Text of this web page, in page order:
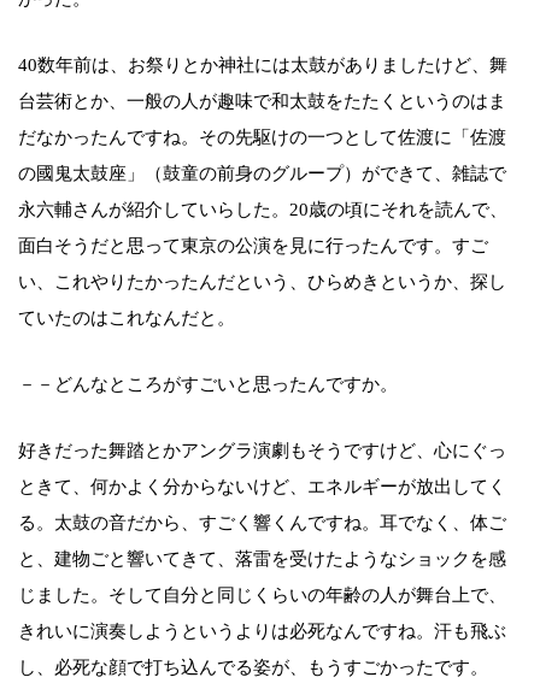
40数年前は、お祭りとか神社には太鼓がありましたけど、舞
台芸術とか、一般の人が趣味で和太鼓をたたくというのはま
だなかったんですね。その先駆けの一つとして佐渡に「佐渡
の國鬼太鼓座」（鼓童の前身のグループ）ができて、雑誌で
永六輔さんが紹介していらした。20歳の頃にそれを読んで、
面白そうだと思って東京の公演を見に行ったんです。すご
い、これやりたかったんだという、ひらめきというか、探し
ていたのはこれなんだと。
－－どんなところがすごいと思ったんですか。
好きだった舞踏とかアングラ演劇もそうですけど、心にぐっ
ときて、何かよく分からないけど、エネルギーが放出してく
る。太鼓の音だから、すごく響くんですね。耳でなく、体ご
と、建物ごと響いてきて、落雷を受けたようなショックを感
じました。そして自分と同じくらいの年齢の人が舞台上で、
きれいに演奏しようというよりは必死なんですね。汗も飛ぶ
し、必死な顔で打ち込んでる姿が、もうすごかったです。